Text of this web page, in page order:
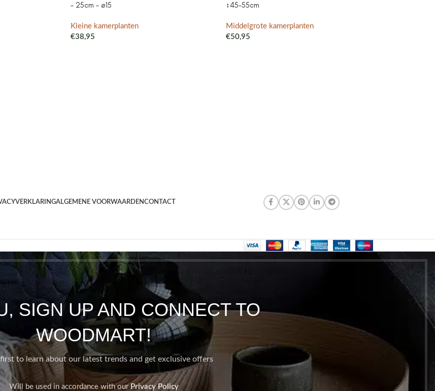
– 25cm – ø15
Kleine kamerplanten
€38,95
↕45-55cm
Middelgrote kamerplanten
€50,95
ALGEMENE VOORWAARDENCONTACT
SIGN UP AND CONNECT TO
WOODMART!
first to learn about our latest trends and get exclusive offers
Will be used in accordance with ourPrivacy Policy